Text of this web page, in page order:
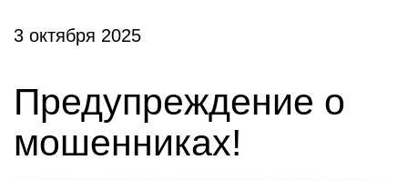
3 октября 2025
Предупреждение о
мошенниках!